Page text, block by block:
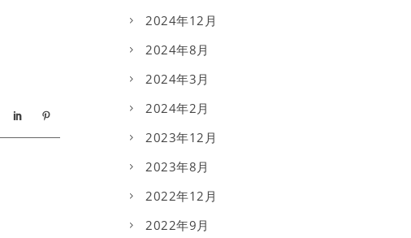
2024年12月
2024年8月
2024年3月
2024年2月
2023年12月
2023年8月
2022年12月
2022年9月